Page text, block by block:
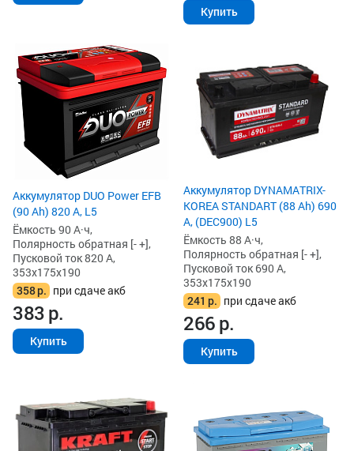
Купить
Аккумулятор DUO Power EFB
(90 Ah) 820 А, L5
Ёмкость 90 А·ч,
Полярность обратная [- +],
Пусковой ток 820 А,
353x175x190
358р. при сдаче акб
383р.
Купить
Аккумулятор DYNAMATRIX-
KOREA STANDART (88 Ah) 690
А, (DEC900) L5
Ёмкость 88 А·ч,
Полярность обратная [- +],
Пусковой ток 690 А,
353x175x190
241 р. при сдаче акб
266р.
Купить